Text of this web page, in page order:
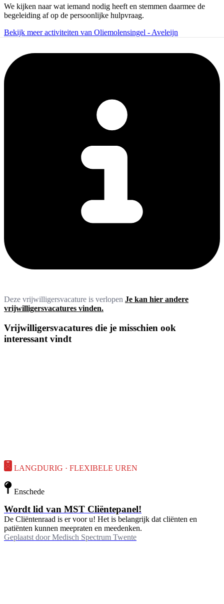
We kijken naar wat iemand nodig heeft en stemmen daarmee de
begeleiding af op de persoonlijke hulpvraag.
Bekijk meer activiteiten van Oliemolensingel - Aveleijn
Deze vrijwilligersvacature is verlopen Je kan hier andere
vrijwilligersvacatures vinden.
Vrijwilligersvacatures die je misschien ook
interessant vindt
LANGDURIG · FLEXIBELE UREN
Enschede
Wordt lid van MST Cliëntepanel!
De Cliëntenraad is er voor u! Het is belangrijk dat cliënten en
patiënten kunnen meepraten en meedenken.
Geplaatst door Medisch Spectrum Twente